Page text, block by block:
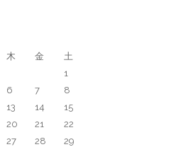
木 金 土
1
6 7
8
13 14
15
20 21
22
27 28
29